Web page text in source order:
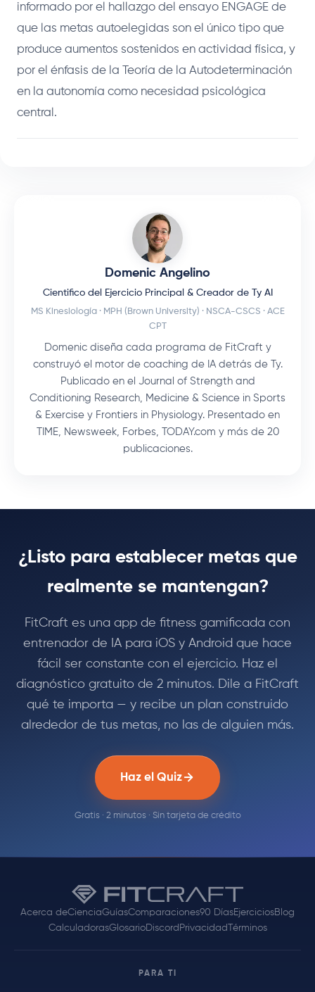
informado por el hallazgo del ensayo ENGAGE de
que las metas autoelegidas son el único tipo que
produce aumentos sostenidos en actividad física, y
por el énfasis de la Teoría de la Autodeterminación
en la autonomía como necesidad psicológica
central.
Domenic Angelino
Cientifico del Ejercicio Principal & Creador de Ty AI
MS Kinesiología · MPH (Brown University) · NSCA-CSCS · ACE
CPT
Domenic diseña cada programa de FitCraft y
construyó el motor de coaching de IA detrás de Ty.
Publicado en el Journal of Strength and
Conditioning Research, Medicine & Science in Sports
& Exercise y Frontiers in Physiology. Presentado en
TIME, Newsweek, Forbes, TODAY.com y más de 20
publicaciones.
¿Listo para establecer metas que
realmente se mantengan?
FitCraft es una app de fitness gamificada con
entrenador de IA para iOS y Android que hace
fácil ser constante con el ejercicio. Haz el
diagnóstico gratuito de 2 minutos. Dile a FitCraft
qué te importa — y recibe un plan construido
alrededor de tus metas, no las de alguien más.
Haz el Quiz
Gratis · 2 minutos · Sin tarjeta de crédito
Acerca deCienciaGuíasComparaciones90 DíasEjerciciosBlog
CalculadorasGlosarioDiscord PrivacidadTérminos
PARA TI